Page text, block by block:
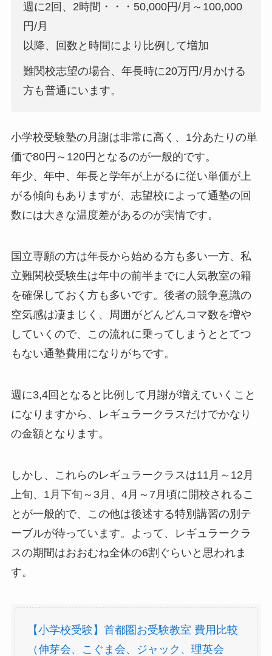
週に2回、2時間・・・50,000円/月～100,000
円/月
以降、回数と時間により比例して増加
難関校志望の場合、年長時に20万円/月かける
方も普通にいます。
小学校受験塾の月謝は非常に高く、1分あたりの単
価で80円～120円となるのが一般的です。
年少、年中、年長と学年が上がるに従い単価が上
がる傾向もありますが、志望校によって通塾の回
数には大きな温度差があるのが実情です。
国立専願の方は年長から始める方も多い一方、私
立難関校受験生は年中の前半までに人気教室の籍
を確保しておく方も多いです。後者の競争意識の
空気感は凄まじく、周囲がどんどんコマ数を増や
していくので、この流れに乗ってしまうととてつ
もない通塾費用になりがちです。
週に3,4回となると比例して月謝が増えていくこと
になりますから、レギュラークラスだけでかなり
の金額となります。
しかし、これらのレギュラークラスは11月～12月
上旬、1月下旬～3月、4月～7月頃に開校されるこ
とが一般的で、この他は後述する特別講習の別テ
ーブルが待っています。よって、レギュラークラ
スの期間はおおむね全体の6割ぐらいと思われま
す。
【小学校受験】首都圏お受験教室 費用比較
（伸芽会、こぐま会、ジャック、理英会